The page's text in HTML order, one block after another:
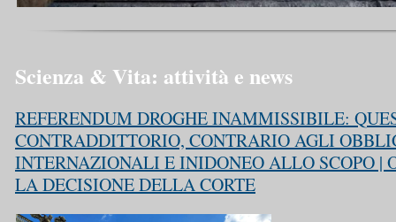
Scienza & Vita: attività e news
REFERENDUM DROGHE INAMMISSIBILE:
CONTRADDITTORIO, CONTRARIO AGLI
INTERNAZIONALI E INIDONEO ALLO SCOPO |
LA DECISIONE DELLA CORTE